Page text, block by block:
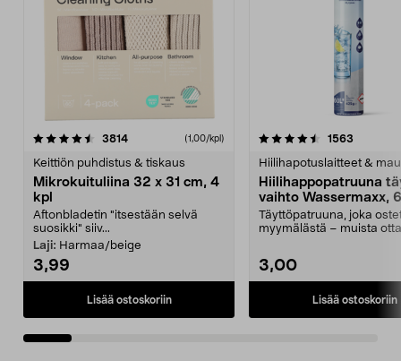
3814arvostelut (1,00/kpl)
Keittiön puhdistus & tiskaus
Mikrokuituliina 32 x 31 cm, 4
kpl
Aftonbladetin "itsestään selvä
suosikki" siiv...
Laji: Harmaa/beige
3,99
Lisää ostoskoriin
4.5viidestä
1563
Hiilihapotuslaitteet &
Hiilihappopatruuna
vaihto Wassermaxx,
Täyttöpatruuna, joka
myymälästä – muista
3,00
Lisää ostoskoriin
4.5viidestä